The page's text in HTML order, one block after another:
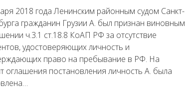
2018 года Ленинским районным судом Санкт-
гражданин Грузии А. был признан виновным
ч.3.1 ст.18.8 КоАП РФ за отсутствие
удостоверяющих личность и
право на пребывание в РФ. На
оглашения постановления личность А. была